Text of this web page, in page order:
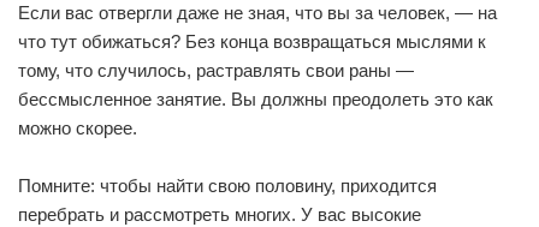
Если вас отвергли даже не зная, что вы за человек, — на
что тут обижаться? Без конца возвращаться мыслями к
тому, что случилось, растравлять свои раны —
бессмысленное занятие. Вы должны преодолеть это как
можно скорее.
Помните: чтобы найти свою половину, приходится
перебрать и рассмотреть многих. У вас высокие